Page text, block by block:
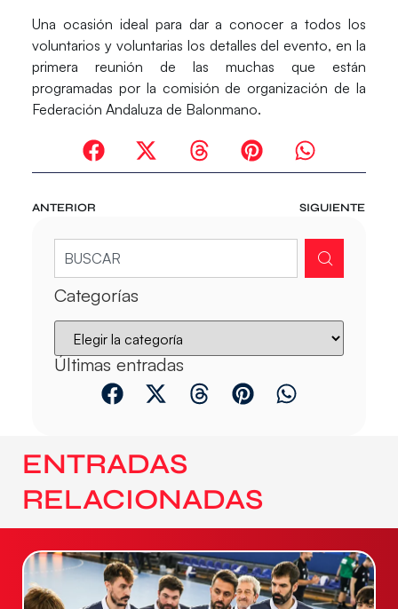
Una ocasión ideal para dar a conocer a todos los
voluntarios y voluntarias los detalles del evento, en la
primera reunión de las muchas que están
programadas por la comisión de organización de la
Federación Andaluza de Balonmano.
ANTERIOR SIGUIENTE
Categorías
Últimas entradas
ENTRADAS
RELACIONADAS